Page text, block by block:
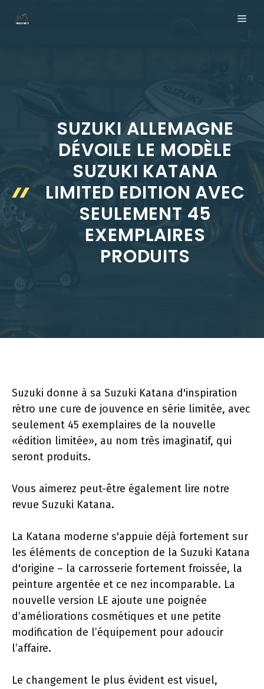
SUZUKI ALLEMAGNE
DÉVOILE LE MODÈLE
SUZUKI KATANA
LIMITED EDITION AVEC
SEULEMENT 45
EXEMPLAIRES
PRODUITS
Suzuki donne à sa Suzuki Katana d'inspiration
rétro une cure de jouvence en série limitée, avec
seulement 45 exemplaires de la nouvelle
«édition limitée», au nom très imaginatif, qui
seront produits.
Vous aimerez peut-être également lire notre
revue Suzuki Katana.
La Katana moderne s'appuie déjà fortement sur
les éléments de conception de la Suzuki Katana
d'origine – la carrosserie fortement froissée, la
peinture argentée et ce nez incomparable. La
nouvelle version LE ajoute une poignée
d’améliorations cosmétiques et une petite
modification de l’équipement pour adoucir
l’affaire.
Le changement le plus évident est visuel,